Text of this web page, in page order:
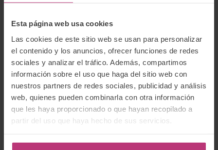
Esta página web usa cookies
Las cookies de este sitio web se usan para personalizar
el contenido y los anuncios, ofrecer funciones de redes
sociales y analizar el tráfico. Además, compartimos
información sobre el uso que haga del sitio web con
nuestros partners de redes sociales, publicidad y análisis
web, quienes pueden combinarla con otra información
que les haya proporcionado o que hayan recopilado a
partir del uso que haya hecho de sus servicios.
Buscador:
Buscar